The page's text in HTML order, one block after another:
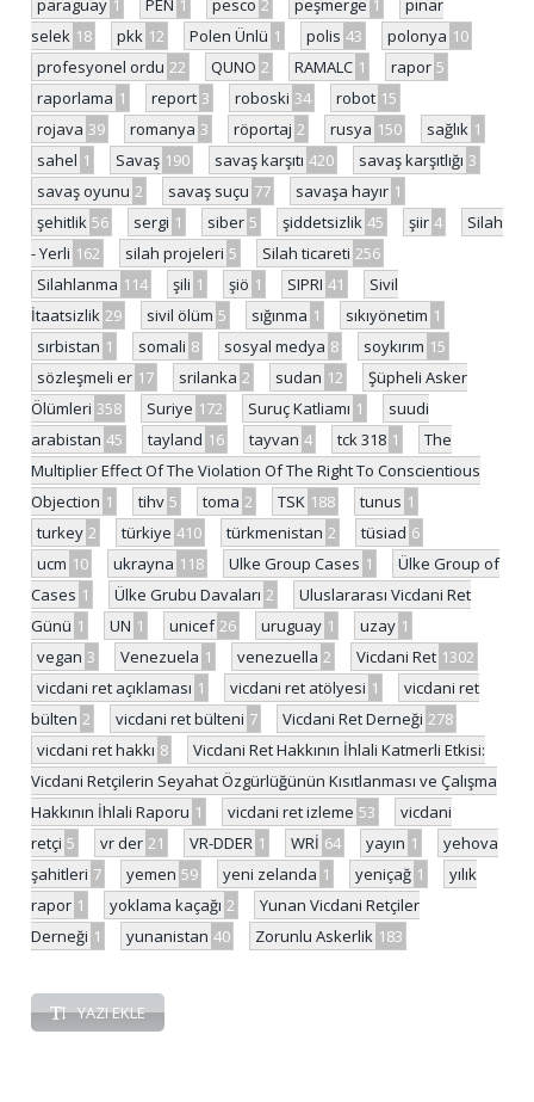
paraguay 1 PEN 1 pesco 2 peşmerge 1
pınar
selek 18 pkk 12 Polen Ünlü 1 polis 43 polonya 10
profesyonel ordu 22 QUNO 2 RAMALC 1 rapor 5
raporlama 1 report 3 roboski 34 robot 15
rojava 39 romanya 3 röportaj 2 rusya 150 sağlık 1
sahel 1 Savaş 190 savaş karşıtı 420 savaş karşıtlığı 3
savaş oyunu 2 savaş suçu 77 savaşa hayır 1
şehitlik 56 sergi 1 siber 5 şiddetsizlik 45 şiir 4
Silah
- Yerli 162 silah projeleri 5 Silah ticareti 256
Silahlanma 114 şili 1 şiö 1 SIPRI 41
Sivil
İtaatsizlik 29 sivil ölüm 5 sığınma 1 sıkıyönetim 1
sırbistan 1 somali 8 sosyal medya 8 soykırım 15
sözleşmeli er 17 srilanka 2 sudan 12
Şüpheli Asker
Ölümleri 358 Suriye 172 Suruç Katliamı 1
suudi
arabistan 45 tayland 16 tayvan 4 tck 318 1
The
Multiplier Effect Of The Violation Of The Right To Conscientious
Objection 1 tihv 5 toma 2 TSK 188 tunus 1
turkey 2 türkiye 410 türkmenistan 2 tüsiad 6
ucm 10 ukrayna 118 Ulke Group Cases 1
Ülke Group of
Cases 1 Ülke Grubu Davaları 2
Uluslararası Vicdani Ret
Günü 1 UN 1 unicef 26 uruguay 1 uzay 1
vegan 3 Venezuela 1 venezuella 2 Vicdani Ret 1302
vicdani ret açıklaması 1 vicdani ret atölyesi 1
vicdani ret
bülten 2 vicdani ret bülteni 7 Vicdani Ret Derneği 278
vicdani ret hakkı 8
Vicdani Ret Hakkının İhlali Katmerli Etkisi:
Vicdani Retçilerin Seyahat Özgürlüğünün Kısıtlanması ve Çalışma
Hakkının İhlali Raporu 1 vicdani ret izleme 53
vicdani
retçi 5 vr der 21 VR-DDER 1 WRİ 64 yayın 1
yehova
şahitleri 7 yemen 59 yeni zelanda 1 yeniçağ 1
yılık
rapor 1 yoklama kaçağı 2
Yunan Vicdani Retçiler
Derneği 1 yunanistan 40 Zorunlu Askerlik 183
YAZI EKLE